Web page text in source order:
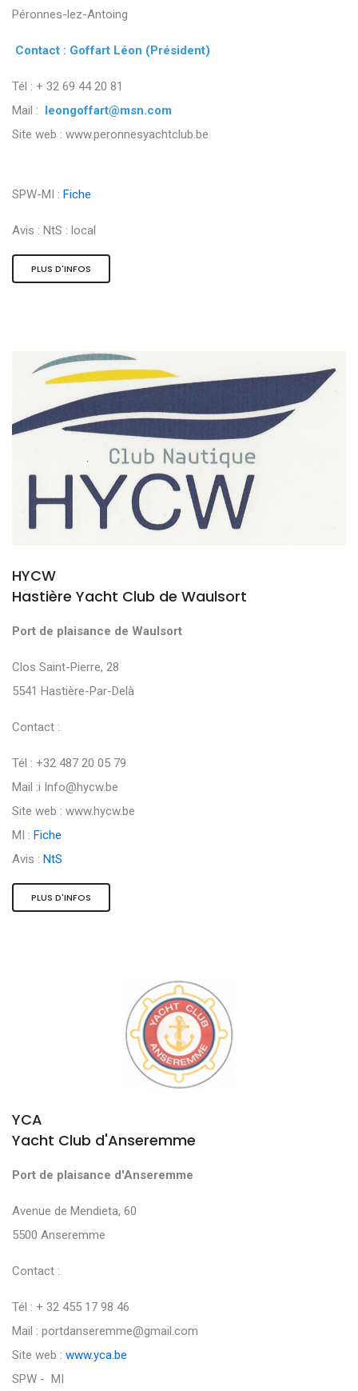
Péronnes-lez-Antoing
Contact : Goffart Léon (Président)
Tél : + 32 69 44 20 81
Mail : leongoffart@msn.com
Site web : www.peronnesyachtclub.be
SPW-MI : Fiche
Avis : NtS : local
PLUS D'INFOS
HYCW
Hastière Yacht Club de Waulsort
Port de plaisance de Waulsort
Clos Saint-Pierre, 28
5541 Hastière-Par-Delà
Contact :
Tél : +32 487 20 05 79
Mail :i Info@hycw.be
Site web : www.hycw.be
MI : Fiche
Avis : NtS
PLUS D'INFOS
YCA
Yacht Club d'Anseremme
Port de plaisance d'Anseremme
Avenue de Mendieta, 60
5500 Anseremme
Contact :
Tél : + 32 455 17 98 46
Mail : portdanseremme@gmail.com
Site web : www.yca.be
SPW - MI